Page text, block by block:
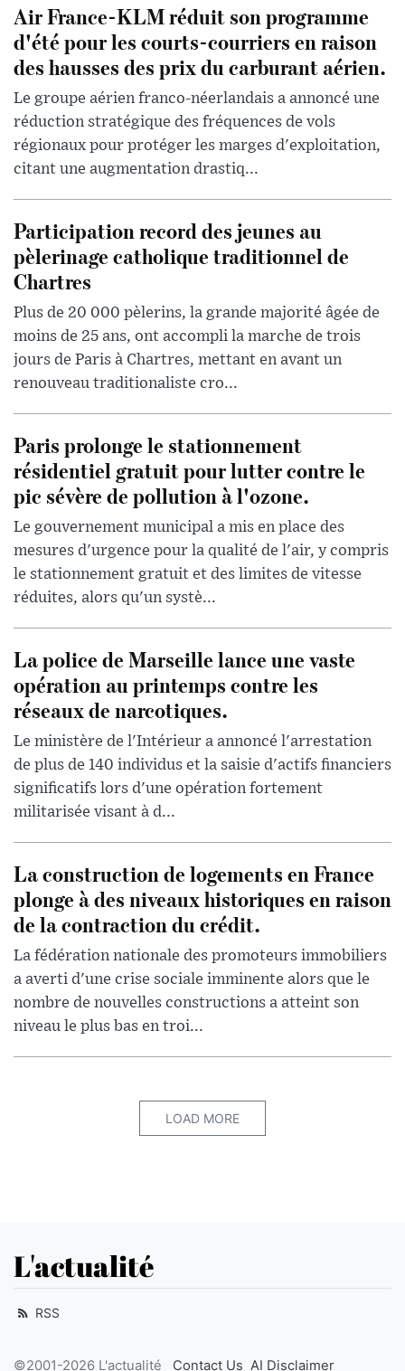
Air France-KLM réduit son programme
d'été pour les courts-courriers en raison
des hausses des prix du carburant aérien.
Le groupe aérien franco-néerlandais a annoncé une
réduction stratégique des fréquences de vols
régionaux pour protéger les marges d'exploitation,
citant une augmentation drastiq...
Participation record des jeunes au
pèlerinage catholique traditionnel de
Chartres
Plus de 20 000 pèlerins, la grande majorité âgée de
moins de 25 ans, ont accompli la marche de trois
jours de Paris à Chartres, mettant en avant un
renouveau traditionaliste cro...
Paris prolonge le stationnement
résidentiel gratuit pour lutter contre le
pic sévère de pollution à l'ozone.
Le gouvernement municipal a mis en place des
mesures d'urgence pour la qualité de l'air, y compris
le stationnement gratuit et des limites de vitesse
réduites, alors qu'un systè...
La police de Marseille lance une vaste
opération au printemps contre les
réseaux de narcotiques.
Le ministère de l'Intérieur a annoncé l'arrestation
de plus de 140 individus et la saisie d'actifs financiers
significatifs lors d'une opération fortement
militarisée visant à d...
La construction de logements en France
plonge à des niveaux historiques en raison
de la contraction du crédit.
La fédération nationale des promoteurs immobiliers
a averti d'une crise sociale imminente alors que le
nombre de nouvelles constructions a atteint son
niveau le plus bas en troi...
LOAD MORE
L'actualité
RSS
©2001-2026 L'actualité Contact Us AI Disclaimer